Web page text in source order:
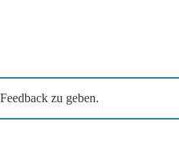
zu geben.